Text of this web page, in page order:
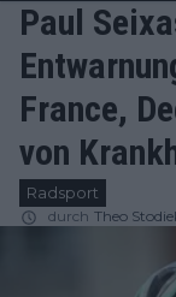
Paul
France,
von
Radsport
durch Theo